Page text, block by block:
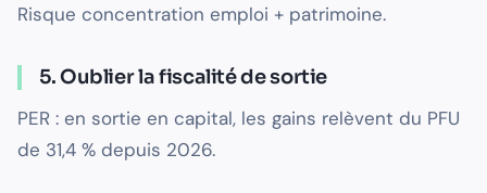
Risque concentration emploi + patrimoine.
5. Oublier la fiscalité de sortie
PER : en sortie en capital, les gains relèvent du PFU
de 31,4 % depuis 2026.